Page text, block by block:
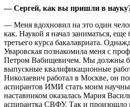
— Сергей, как вы пришли в
— Меня вдохновил на это один
как. Наукой я начал заниматься, еще
третьего курса бакалавриата.
Уваровская познакомила меня с
Петром Вабищевичем. Мы должны
выпускные квалификационные
Николаевич работал в Москве, он
аспирантов ИМИ стать моим
наставником оказалась Мария
аспирантка СВФУ. Так и произошло